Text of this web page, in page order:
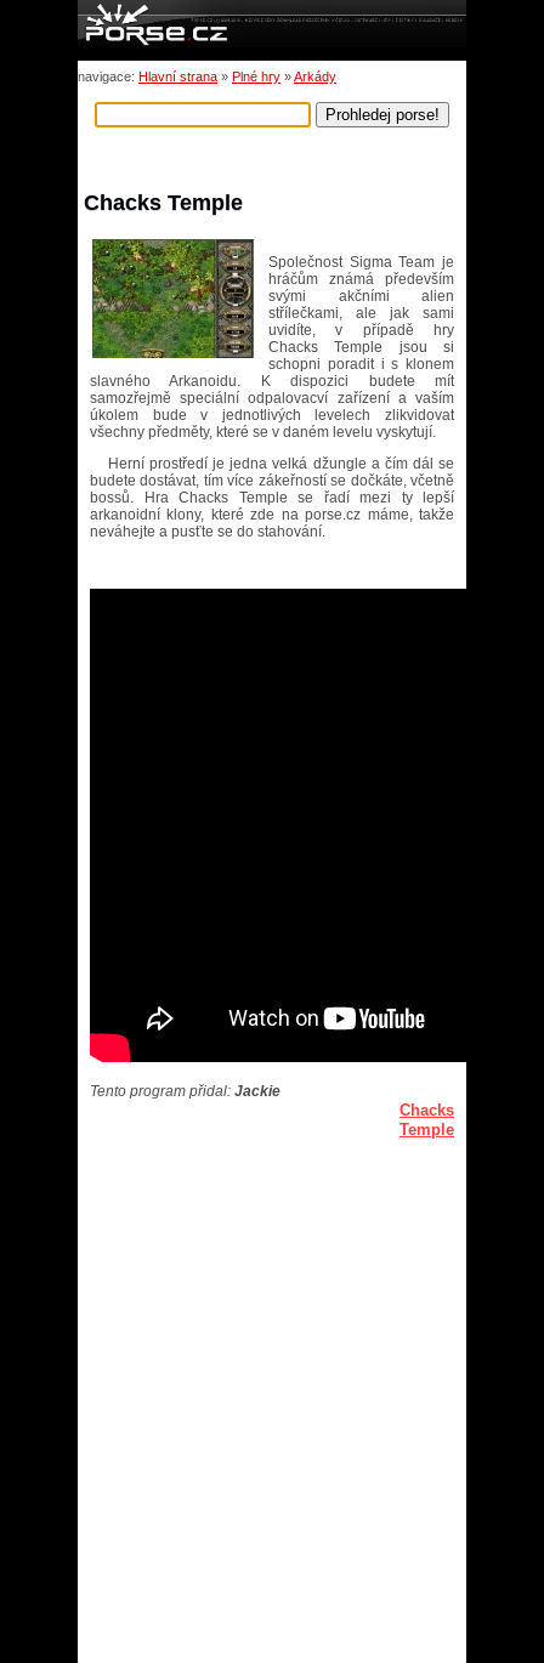
navigace: Hlavní strana » Plné hry »Arkády
Chacks Temple
Společnost Sigma Team je
hráčům známá především
svými akčními alien
střílečkami, ale jak sami
uvidíte, v případě hry
Chacks Temple jsou si
schopni poradit i s klonem
slavného Arkanoidu. K dispozici budete mít
samozřejmě speciální odpalovacví zařízení a vaším
úkolem bude v jednotlivých levelech zlikvidovat
všechny předměty, které se v daném levelu vyskytují.
Herní prostředí je jedna velká džungle a čím dál se
budete dostávat, tím více zákeřností se dočkáte, včetně
bossů. Hra Chacks Temple se řadí mezi ty lepší
arkanoidní klony, které zde na porse.cz máme, takže
neváhejte a pusťte se do stahování.
Tento program přidal: Jackie
Chacks
Temple